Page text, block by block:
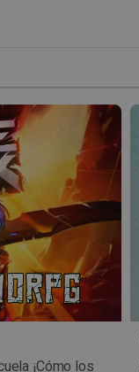
¡Cómo los